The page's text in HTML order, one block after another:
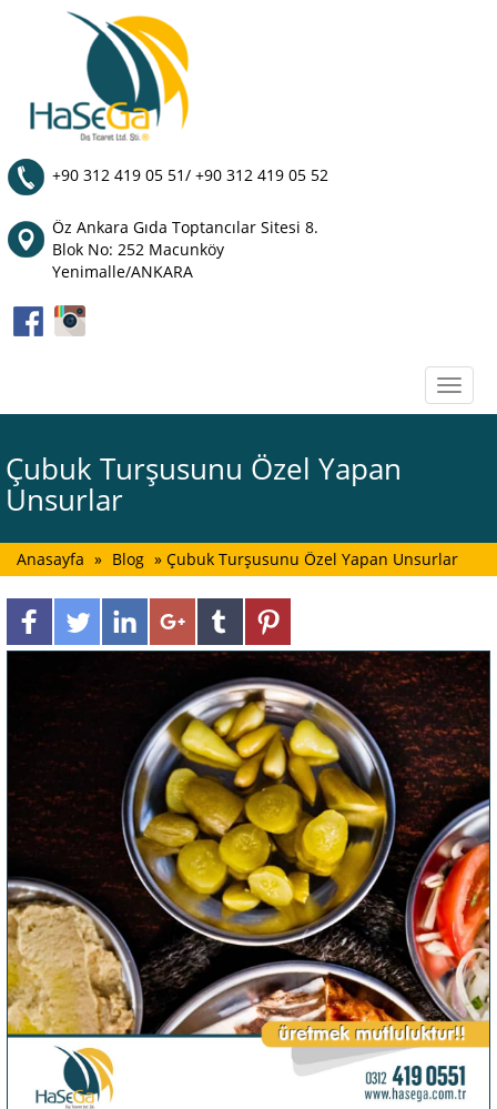
+90 312 419 05 51/ +90 312 419 05 52
Öz Ankara Gıda Toptancılar Sitesi 8.
Blok No: 252 Macunköy
Yenimalle/ANKARA
Toggle
Çubuk Turşusunu Özel Yapan
Unsurlar
Anasayfa » Blog » Çubuk Turşusunu Özel Yapan Unsurlar